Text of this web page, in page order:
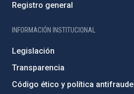
Registro general
INFORMACIÓN INSTITUCIONAL
Legislación
Transparencia
Código ético y política antifraude